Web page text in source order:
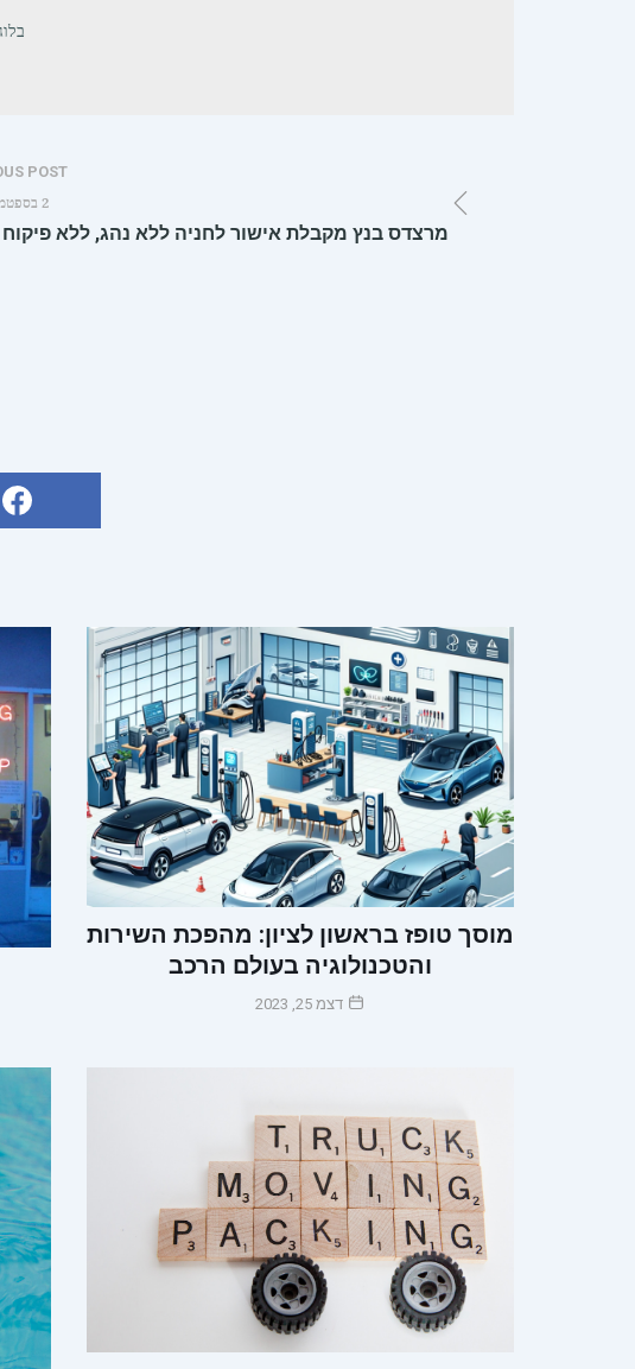
POST
2 בספטמבר 2019
מרצדס בנץ מקבלת אישור לחניה ללא נהג, ללא פיקוח
מוסך טופז בראשון לציון: מהפכת השירות
והטכנולוגיה בעולם הרכב
דצמ 25, 2023